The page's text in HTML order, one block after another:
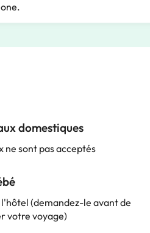
domestiques
ne sont pas acceptés
l'hôtel (demandez-le avant de
votre voyage)